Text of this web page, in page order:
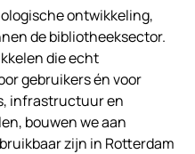
ontwikkeling,
de bibliotheeksector.
die echt
gebruikers én voor
infrastructuur en
bouwen we aan
zijn in Rotterdam